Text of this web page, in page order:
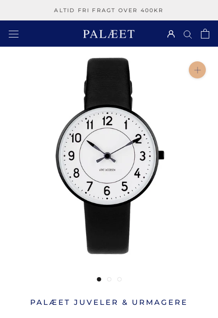
ALTID FRI FRAGT OVER 400KR
PALÆET JUVELER & URMAGERE